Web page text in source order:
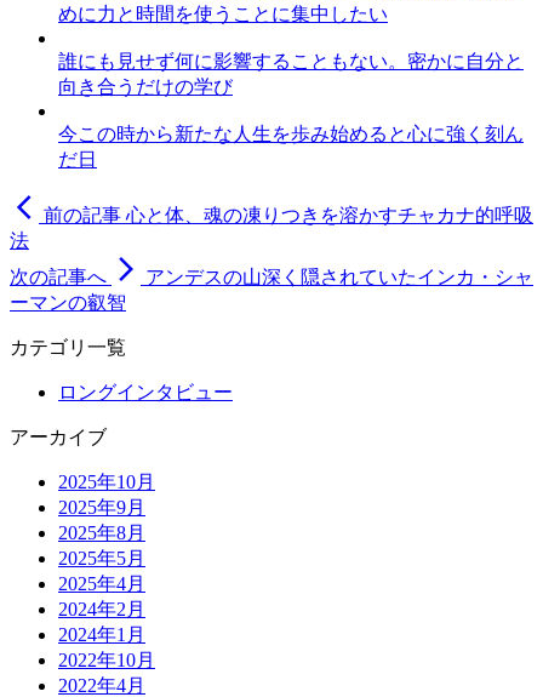
めに力と時間を使うことに集中したい
誰にも見せず何に影響することもない。密かに自分と
向き合うだけの学び
今この時から新たな人生を歩み始めると心に強く刻ん
だ日
arrow_back_ios 前の記事 心と体、魂の凍りつきを溶かすチャカナ的呼吸
法
次の記事へ arrow_forward_ios
アンデスの山深く隠されていたインカ・シャ
ーマンの叡智
カテゴリ一覧
ロングインタビュー
アーカイブ
2025年10月
2025年9月
2025年8月
2025年5月
2025年4月
2024年2月
2024年1月
2022年10月
2022年4月